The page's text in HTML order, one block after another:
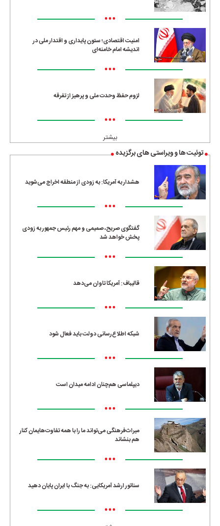
•••
امنیت اقتصادی؛ ستون پایداری و اقتدار ملی در
اندیشه امام خامنه‌ای
•••
لزوم حفظ وحدت ملی و پرهیز از تفرقه
•••
بیشتر
توئیت ها و ویراستی های برگزیده
هشدار به آمریکا: به زودی از منطقه اخراج می‌شوید
•••
گفتگوی صریح، صمیمی و مهم رئیس جمهور به زودی
پخش خواهد شد
•••
قالیباف: آمریکا تاوان می‌دهد
•••
شبکه اطلاع‌رسانی دولت باید فعال شود
•••
دیپلماسی هم‌چنان ادامه میدان است
•••
میراث‌فرهنگی می‌تواند ما را با همه تفاوت‌هایمان کنار
هم بنشاند
•••
سناتور ارشد آمریکایی: به جنگ با ایران پایان دهید
•••